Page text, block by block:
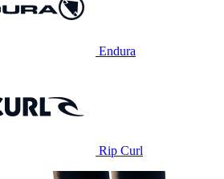
Endura
Rip Curl